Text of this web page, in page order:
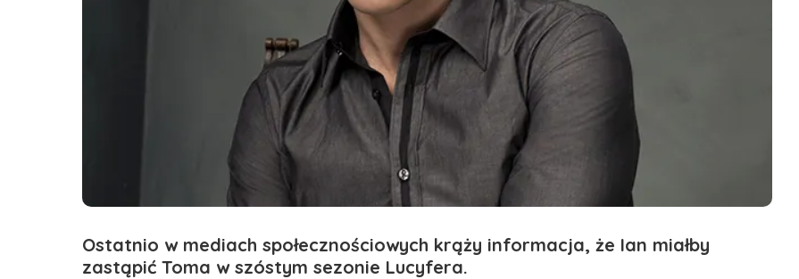
Ostatnio w mediach społecznościowych krąży informacja, że Ian miałby
zastąpić Toma w szóstym sezonie Lucyfera.